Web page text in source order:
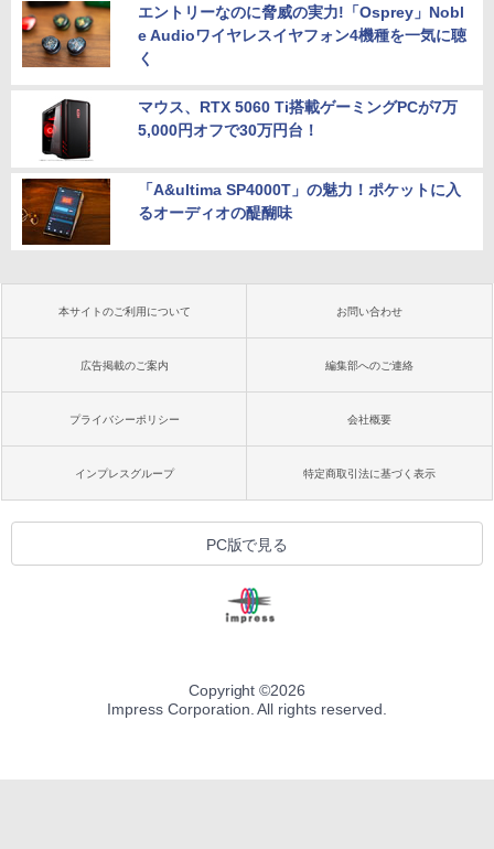
エントリーなのに脅威の実力!「Osprey」Nobl
e Audioワイヤレスイヤフォン4機種を一気に聴
く
マウス、RTX 5060 Ti搭載ゲーミングPCが7万
5,000円オフで30万円台！
「A&ultima SP4000T」の魅力！ポケットに入
るオーディオの醍醐味
本サイトのご利用について お問い合わせ
広告掲載のご案内 編集部へのご連絡
プライバシーポリシー 会社概要
インプレスグループ 特定商取引法に基づく表示
PC版で見る
Copyright ©2026
Impress Corporation. All rights reserved.